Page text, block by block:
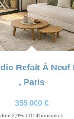
Nos Actualités
Nous Rejoindre
EN
, Paris
355 000 €
dont 2,9% TTC d'honoraires